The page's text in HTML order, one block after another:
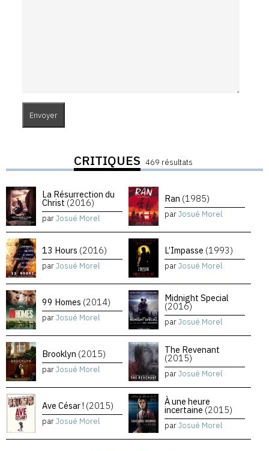
CRITIQUES 469 résultats
La Résurrection du
Christ (2016)
parJosué Morel
Ran (1985)
parJosué Morel
13 Hours (2016)
parJosué Morel
L’Impasse (1993)
parJosué Morel
99 Homes (2014)
parJosué Morel
Midnight Special
(2016)
parJosué Morel
Brooklyn (2015)
parJosué Morel
The Revenant
(2015)
parJosué Morel
Ave César ! (2015)
parJosué Morel
À une heure
incertaine (2015)
parJosué Morel